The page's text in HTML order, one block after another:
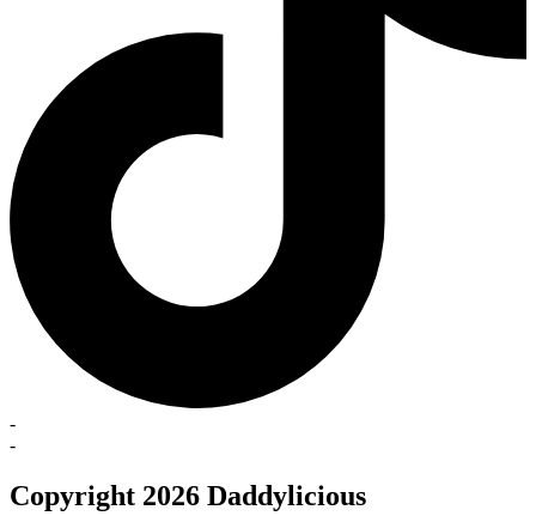
-
-
Copyright 2026 Daddylicious